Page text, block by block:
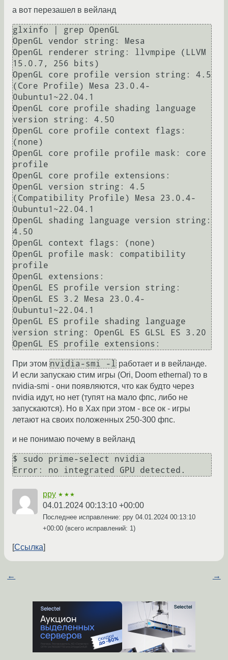
а вот перезашел в вейланд
glxinfo | grep OpenGL
OpenGL vendor string: Mesa
OpenGL renderer string: llvmpipe (LLVM
15.0.7, 256 bits)
OpenGL core profile version string: 4.5
(Core Profile) Mesa 23.0.4-
0ubuntu1~22.04.1
OpenGL core profile shading language
version string: 4.50
OpenGL core profile context flags:
(none)
OpenGL core profile profile mask: core
profile
OpenGL core profile extensions:
OpenGL version string: 4.5
(Compatibility Profile) Mesa 23.0.4-
0ubuntu1~22.04.1
OpenGL shading language version string:
4.50
OpenGL context flags: (none)
OpenGL profile mask: compatibility
profile
OpenGL extensions:
OpenGL ES profile version string:
OpenGL ES 3.2 Mesa 23.0.4-
0ubuntu1~22.04.1
OpenGL ES profile shading language
version string: OpenGL ES GLSL ES 3.20
При этом nvidia-smi -l работает и в вейланде.
И если запускаю стим игры (Ori, Doom ethernal) то в
nvidia-smi - они появляются, что как будто через
nvidia идут, но нет (тупят на мало фпс, либо не
запускаются). Но в Xах при этом - все ок - игры
летают на своих положенных 250-300 фпс.
и не понимаю почему в вейланд
$ sudo prime-select nvidia
ppy ★★★
04.01.2024 00:13:10 +00:00
Последнее исправление: ppy 04.01.2024 00:13:10
+00:00 (всего исправлений: 1)
Ссылка
← →